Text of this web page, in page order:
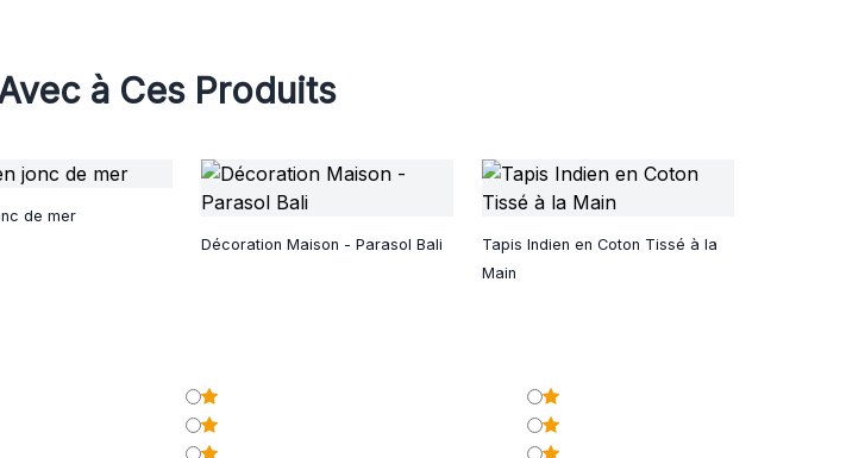
à Ces Produits
de mer
Décoration Maison - Parasol Bali
Tapis Indien en Coton Tissé à la
Main